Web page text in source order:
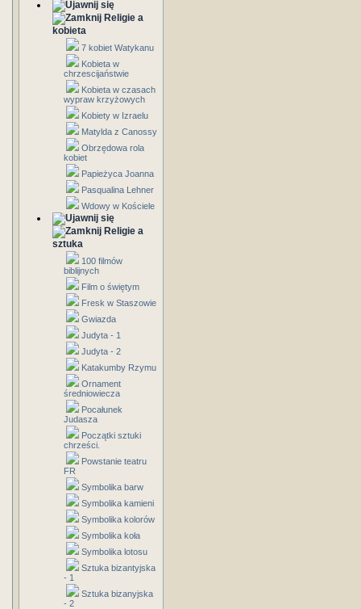
Religie a
kobieta
7 kobiet Watykanu
Kobieta w
chrzescijaństwie
Kobieta w czasach
wypraw krzyżowych
Kobiety w Izraelu
Matylda z Canossy
Obrzędowa rola
kobiet
Papieżyca Joanna
Pasqualina Lehner
Wdowy w Kościele
Religie a
sztuka
100 filmów
biblijnych
Film o świętym
Fresk w Staszowie
Gwiazda
Judyta - 1
Judyta - 2
Katakumby Rzymu
Ornament
średniowiecza
Pocałunek
Judasza
Początki sztuki
chrześci.
Powstanie teatru
FR
Symbolika barw
Symbolika kamieni
Symbolika kolorów
Symbolika koła
Symbolika lotosu
Sztuka bizantyjska
- 1
Sztuka bizanyjska
- 2